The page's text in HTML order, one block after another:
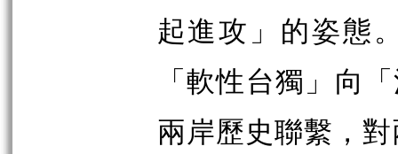
起進攻」的姿態
「軟性台獨」向
兩岸歷史聯繫，